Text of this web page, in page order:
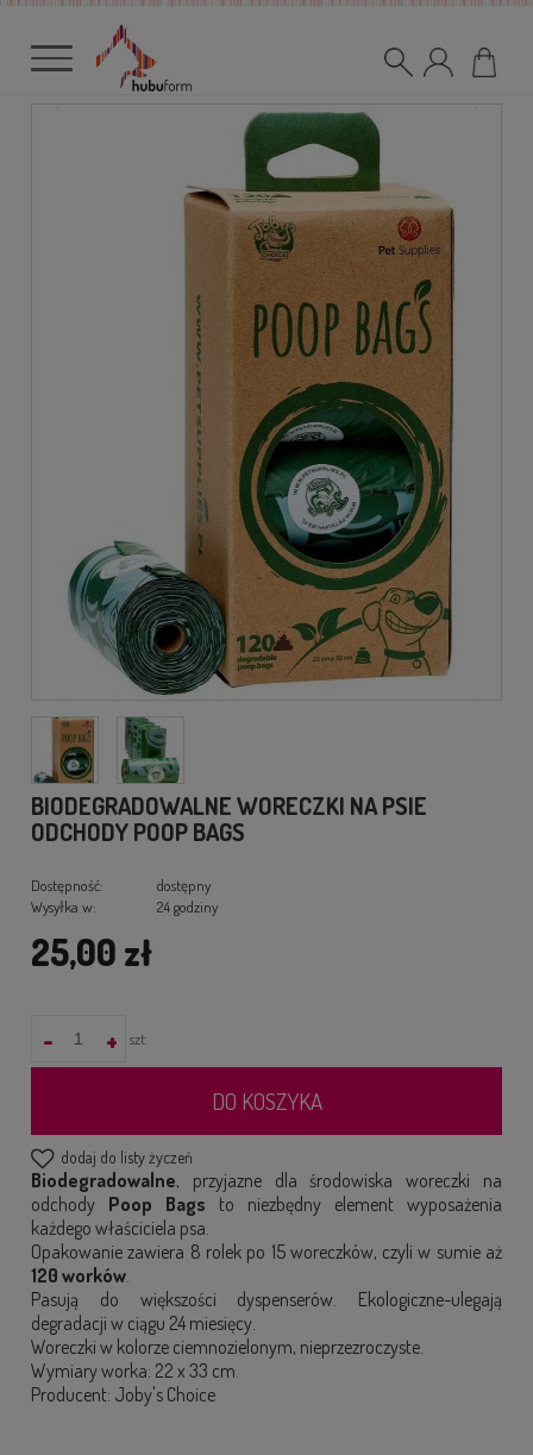
BIODEGRADOWALNE WORECZKI NA PSIE
ODCHODY POOP BAGS
Dostępność:
dostępny
Wysyłka w:
24 godziny
25,00 zł
+
- szt.
DO KOSZYKA
dodaj do listy życzeń
Biodegradowalne, przyjazne dla środowiska woreczki na
odchody Poop Bags to niezbędny element wyposażenia
każdego właściciela psa.
Opakowanie zawiera 8 rolek po 15 woreczków, czyli w sumie aż
120 worków
Pasują do większości dyspenserów. Ekologiczne-ulegają
degradacji w ciągu 24 miesięcy.
Woreczki w kolorze ciemnozielonym, nieprzezroczyste.
Wymiary worka: 22 x 33 cm.
Producent: Joby's Choice